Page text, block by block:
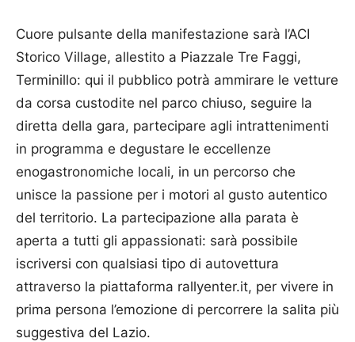
Cuore pulsante della manifestazione sarà l’ACI
Storico Village, allestito a Piazzale Tre Faggi,
Terminillo: qui il pubblico potrà ammirare le vetture
da corsa custodite nel parco chiuso, seguire la
diretta della gara, partecipare agli intrattenimenti
in programma e degustare le eccellenze
enogastronomiche locali, in un percorso che
unisce la passione per i motori al gusto autentico
del territorio. La partecipazione alla parata è
aperta a tutti gli appassionati: sarà possibile
iscriversi con qualsiasi tipo di autovettura
attraverso la piattaforma rallyenter.it, per vivere in
prima persona l’emozione di percorrere la salita più
suggestiva del Lazio.